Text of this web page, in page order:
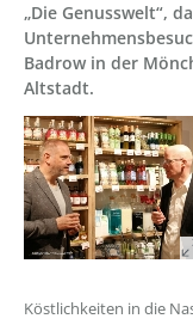
„Die Genusswelt“,
Badrow in der
Altstadt.
Köstlichkeiten in die